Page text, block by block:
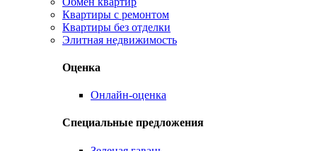
Квартиры с ремонтом
Квартиры без отделки
Элитная недвижимость
Оценка
Онлайн-оценка
Специальные предложения